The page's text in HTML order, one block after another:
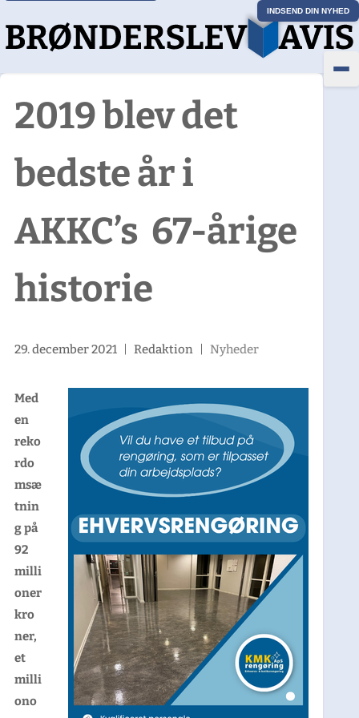
INDSEND DIN NYHED
2019 blev det
bedste år i
AKKC’s 67-årige
historie
29. december 2021 |Redaktion |Nyheder
Med
en
reko
rdo
msæ
tnin
g på
92
milli
oner
kro
ner,
et
milli
ono